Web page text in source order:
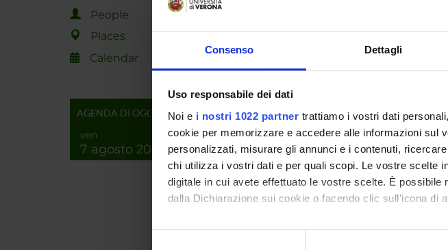
Consenso Dettagli
Uso responsabile dei dati
Noi e i nostri 1022 partner trattiamo i vostri dati
cookie per memorizzare e accedere alle informazioni sul
personalizzati, misurare gli annunci e i contenuti,
chi utilizza i vostri dati e per quali scopi. Le vostre scelte
digitale in cui avete effettuato le vostre scelte. È
dalla Dichiarazione sui cookie o facendo clic sull'icona di
Con il tuo consenso, vorremmo anche:
People
Places
Calendar
AGENDA DI OGGI
ven
7 agosto 2026
calcolo computazionale non viene
l’utilizzo di un sistema di tipo
macchina dell’utente. Tali vantaggi
trova applicazioni pratiche in una
SPONSORS:
3DFLOW SRL